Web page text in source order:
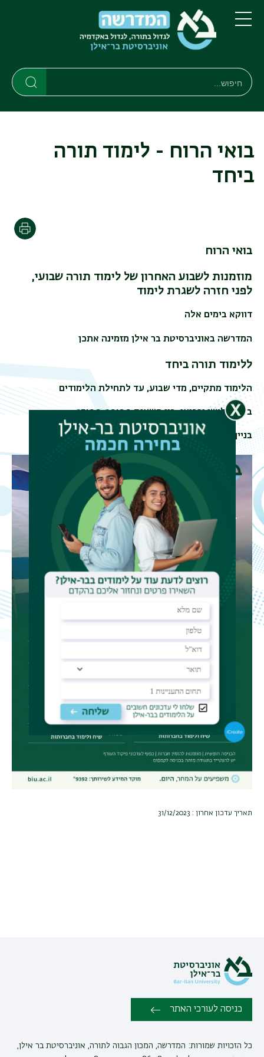
דילוג
לתוכן
העיקרי
דילוג
לתפריט
ניווט
ראשי
תפריט
חיפוש
חיפוש
בואי הרוח - לימוד תורה
ביחד
בואי הרוח
מוזמנות לשבוע האחרון של לימוד תורה שבועי,
לפני חזרה לשגרת לימוד
דווקא בימים אלה
המדרשה באוניברסיטת בר אילן מזמינה אתכן
ללימוד תורה ביחד
הלימוד מתקיים, מדי שבוע, עד לתחילת הלימודים
בימי שלישי ורביעי, בין השעות 15:00-10:00
בניין המדרשה (בניין 405)
תאריך עדכון אחרון : 31/12/2023
כניסה לעורכי האתר
כל הזכויות שמורות: המדרשה, המכון הגבוה לתורה, אוניברסיטת בר אילן,